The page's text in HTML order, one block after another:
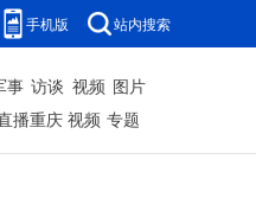
手机版 站内搜索
事 访谈 视频 图片
播重庆 视频 专题